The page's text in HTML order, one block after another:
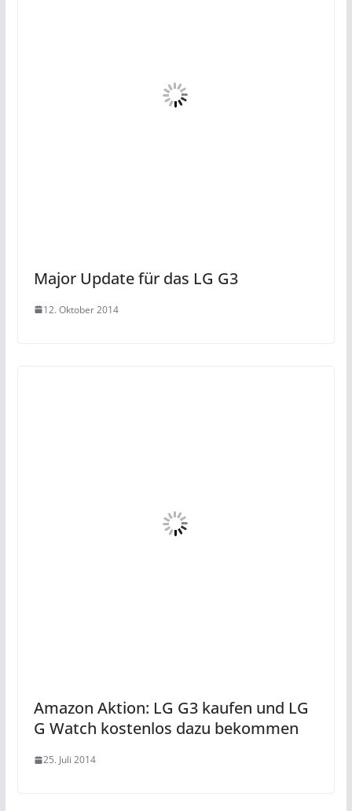
Major Update für das LG G3
12. Oktober 2014
Amazon Aktion: LG G3 kaufen und LG
G Watch kostenlos dazu bekommen
25. Juli 2014